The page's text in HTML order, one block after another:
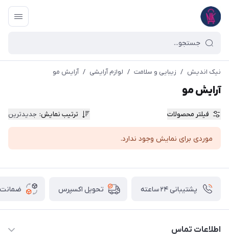
نیک اندیش / زیبایی و سلامت / لوازم آرایشی / آرایش مو
آرایش مو
فیلتر محصولات ترتیب نمایش: جدیدترین
موردی برای نمایش وجود ندارد.
پشتیبانی ۲۴ ساعته تحویل اکسپرس ضمانت
اطلاعات تماس